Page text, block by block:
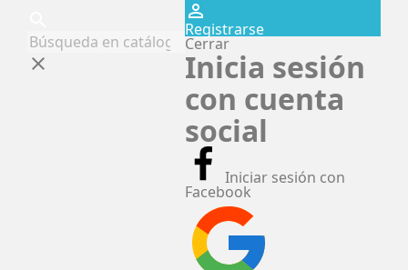
clear
perm_identity
Registrarse
Cerrar
Inicia sesión
con cuenta
social
Iniciar sesión con
Facebook